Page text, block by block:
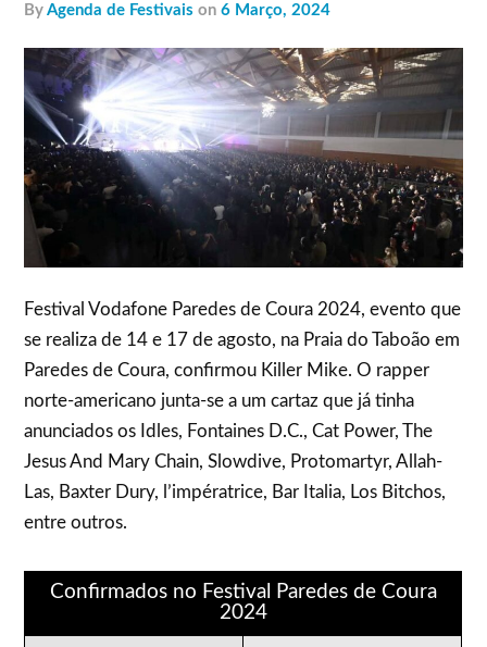
byAgenda de Festivais on6 Março, 2024
Festival Vodafone Paredes de Coura 2024, evento que
se realiza de 14 e 17 de agosto, na Praia do Taboão em
Paredes de Coura, confirmou Killer Mike. O rapper
norte-americano junta-se a um cartaz que já tinha
anunciados os Idles, Fontaines D.C., Cat Power, The
Jesus And Mary Chain, Slowdive, Protomartyr, Allah-
Las, Baxter Dury, l’impératrice, Bar Italia, Los Bitchos,
entre outros.
Confirmados no Festival Paredes de Coura
2024